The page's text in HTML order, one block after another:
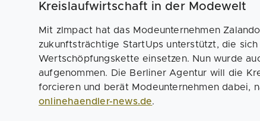
Kreislaufwirtschaft in der Modewelt
Mit zImpact hat das Modeunternehmen
zukunftsträchtige StartUps unterstützt, die
Wertschöpfungskette einsetzen. Nun wurde
aufgenommen. Die Berliner Agentur will die
forcieren und berät Modeunternehmen dabei,
onlinehaendler-news.de.